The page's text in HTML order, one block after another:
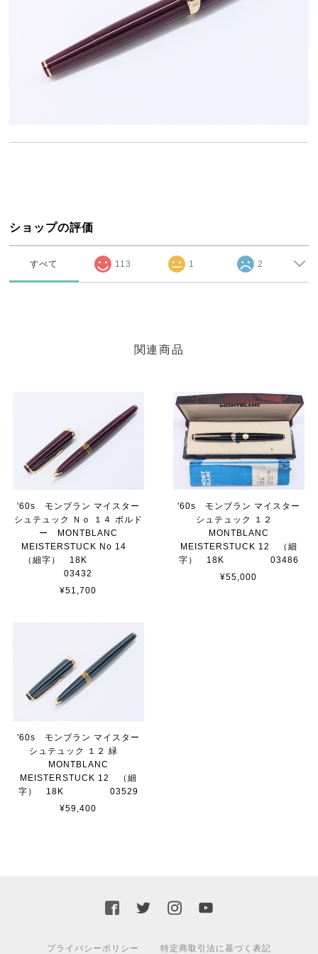
ショップの評価
すべて 113 1 2
関連商品
'60s モンブラン マイスター
シュテュック Ｎｏ １４ ボルド
ー MONTBLANC
MEISTERSTUCK No 14
（細字） 18K
03432
¥51,700
'60s モンブラン マイスター
シュテュック １２
MONTBLANC
MEISTERSTUCK 12 （細
字） 18K 03486
¥55,000
'60s モンブラン マイスター
シュテュック １２ 緑
MONTBLANC
MEISTERSTUCK 12 （細
字） 18K 03529
¥59,400
プライバシーポリシー 特定商取引法に基づく表記